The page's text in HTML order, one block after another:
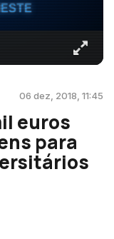
06 dez, 2018, 11:45
euros
para